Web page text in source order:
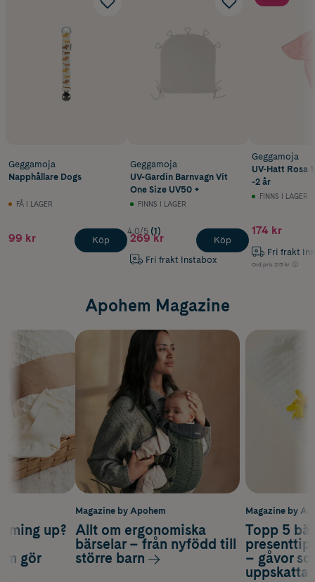
Geggamoja
Napphållare Dogs
FÅ I LAGER
99 kr Köp
Geggamoja
UV-Gardin Barnvagn Vit
One Size UV50 +
FINNS I LAGER
4.0/5 (1)
269 kr
Fri frakt Instabox
Köp
Geggamoja
UV-Hatt Rosa
-2 år
FINNS I LAGER
174 kr
Fri frakt
Ord.pris 215 kr
Apohem Magazine
Magazine by
Topp 5
– gåvor
up?
gör
Magazine by Apohem
Allt om ergonomiska
bärselar – från nyfödd till
större barn